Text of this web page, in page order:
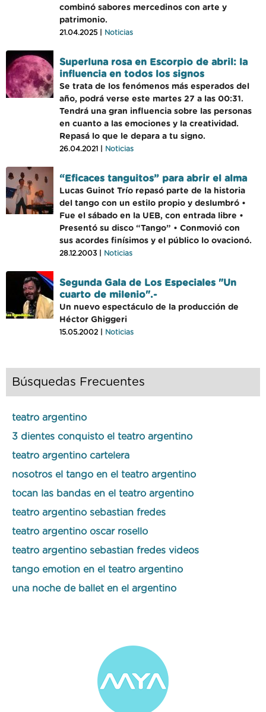
combinó sabores mercedinos con arte y
patrimonio.
21.04.2025 | Noticias
Superluna rosa en Escorpio de abril: la
influencia en todos los signos
Se trata de los fenómenos más esperados del
año, podrá verse este martes 27 a las 00:31.
Tendrá una gran influencia sobre las personas
en cuanto a las emociones y la creatividad.
Repasá lo que le depara a tu signo.
26.04.2021 | Noticias
“Eficaces tanguitos” para abrir el alma
Lucas Guinot Trío repasó parte de la historia
del tango con un estilo propio y deslumbró •
Fue el sábado en la UEB, con entrada libre •
Presentó su disco “Tango” • Conmovió con
sus acordes finísimos y el público lo ovacionó.
28.12.2003 | Noticias
Segunda Gala de Los Especiales "Un
cuarto de milenio".-
Un nuevo espectáculo de la producción de
Héctor Ghiggeri
15.05.2002 | Noticias
Búsquedas Frecuentes
teatro argentino
3 dientes conquisto el teatro argentino
teatro argentino cartelera
nosotros el tango en el teatro argentino
tocan las bandas en el teatro argentino
teatro argentino sebastian fredes
teatro argentino oscar rosello
teatro argentino sebastian fredes videos
tango emotion en el teatro argentino
una noche de ballet en el argentino